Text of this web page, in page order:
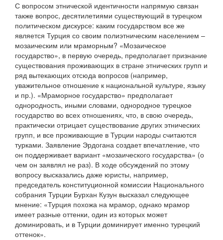
С вопросом этнической идентичности напрямую связан
также вопрос, десятилетиями существующий в турецком
политическом дискурсе: каким государством все же
является Турция со своим полиэтническим населением –
мозаическим или мраморным? «Мозаическое
государство», в первую очередь, предполагает признание
существования проживающих в стране этнических групп и
ряд вытекающих отсюда вопросов (например,
уважительное отношение к национальной культуре, языку
и пр.). «Мраморное государство» предполагает
однородность, иными словами, однородное турецкое
государство во всех отношениях, что, в свою очередь,
практически отрицает существование других этнических
групп, и все проживающие в Турции народы считаются
турками. Заявление Эрдогана создает впечатление, что
он поддерживает вариант «мозаического государства» (о
чем он заявлял не раз). В ходе обсуждений по этому
вопросу высказались даже юристы, например,
председатель конституционной комиссии Национального
собрания Турции Бурхан Кузун высказал следующее
мнение: «Турция похожа на мрамор, однако мрамор
имеет разные оттенки, один из которых может
доминировать, и в Турции доминирует именно турецкий
оттенок».